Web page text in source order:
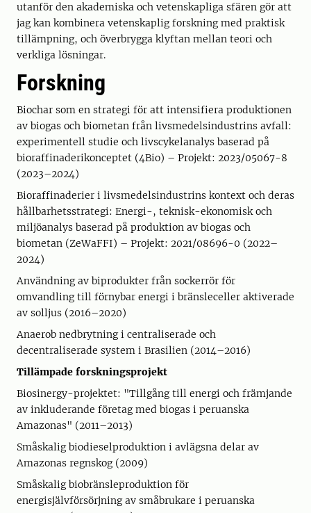
utanför den akademiska och vetenskapliga sfären gör att
jag kan kombinera vetenskaplig forskning med praktisk
tillämpning, och överbrygga klyftan mellan teori och
verkliga lösningar.
Forskning
Biochar som en strategi för att intensifiera produktionen
av biogas och biometan från livsmedelsindustrins avfall:
experimentell studie och livscykelanalys baserad på
bioraffinaderikonceptet (4Bio) – Projekt: 2023/05067-8
(2023–2024)
Bioraffinaderier i livsmedelsindustrins kontext och deras
hållbarhetsstrategi: Energi-, teknisk-ekonomisk och
miljöanalys baserad på produktion av biogas och
biometan (ZeWaFFI) – Projekt: 2021/08696-0 (2022–
2024)
Användning av biprodukter från sockerrör för
omvandling till förnybar energi i bränsleceller aktiverade
av solljus (2016–2020)
Anaerob nedbrytning i centraliserade och
decentraliserade system i Brasilien (2014–2016)
Tillämpade forskningsprojekt
Biosinergy-projektet: "Tillgång till energi och främjande
av inkluderande företag med biogas i peruanska
Amazonas" (2011–2013)
Småskalig biodieselproduktion i avlägsna delar av
Amazonas regnskog (2009)
Småskalig biobränsleproduktion för
energisjälvförsörjning av småbrukare i peruanska